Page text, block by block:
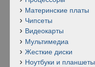
Материнские платы
Чипсеты
Видеокарты
Мультимедиа
Жесткие диски
Ноутбуки и планшеты